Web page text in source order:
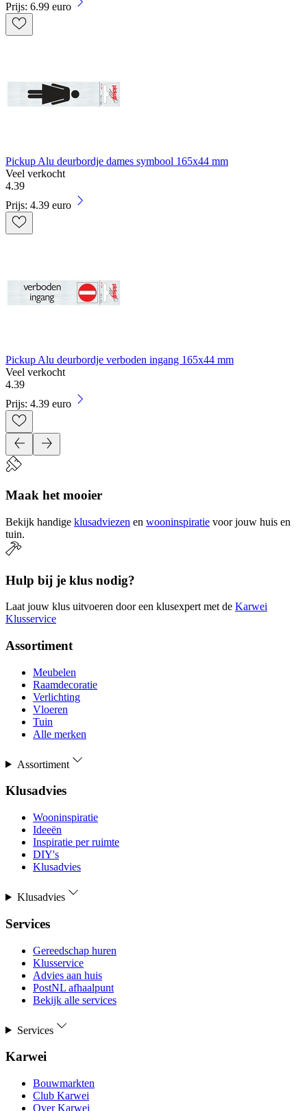
Prijs: 6.99 euro
Pickup Alu deurbordje dames symbool 165x44 mm
Veel verkocht
4.39
Prijs: 4.39 euro
Pickup Alu deurbordje verboden ingang 165x44 mm
Veel verkocht
4.39
Prijs: 4.39 euro
Maak het mooier
Bekijk handige klusadviezen en wooninspiratie voor jouw huis en
tuin.
Hulp bij je klus nodig?
Laat jouw klus uitvoeren door een klusexpert met de Karwei
Klusservice
Assortiment
Meubelen
Raamdecoratie
Verlichting
Vloeren
Tuin
Alle merken
Assortiment
Klusadvies
Wooninspiratie
Ideeën
Inspiratie per ruimte
DIY's
Klusadvies
Klusadvies
Services
Gereedschap huren
Klusservice
Advies aan huis
PostNL afhaalpunt
Bekijk alle services
Services
Karwei
Bouwmarkten
Club Karwei
Over Karwei